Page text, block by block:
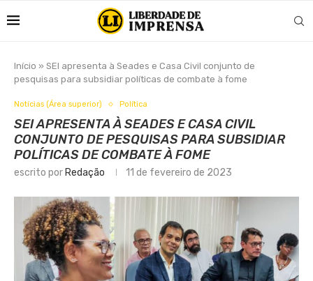
Início » SEI apresenta à Seades e Casa Civil conjunto de
pesquisas para subsidiar políticas de combate à fome
Notícias (Área superior) Política
SEI APRESENTA À SEADES E CASA CIVIL
CONJUNTO DE PESQUISAS PARA SUBSIDIAR
POLÍTICAS DE COMBATE À FOME
escrito por Redação 11 de fevereiro de 2023